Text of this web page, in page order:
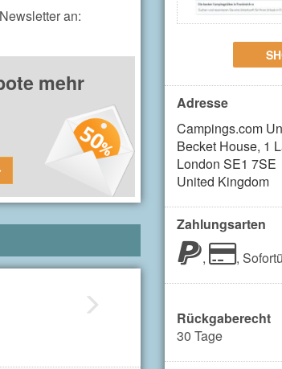
an:
mehr
Adresse
Campings.com
Becket House, 1
London SE1 7SE
United Kingdom
Zahlungsarten
,
,
Rückgaberecht
30 Tage